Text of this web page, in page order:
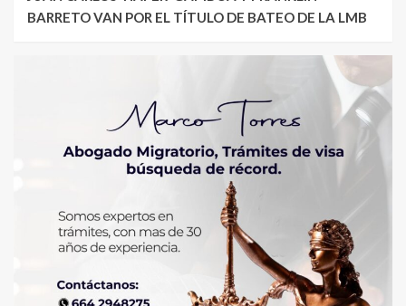
BARRETO VAN POR EL TÍTULO DE BATEO DE LA LMB